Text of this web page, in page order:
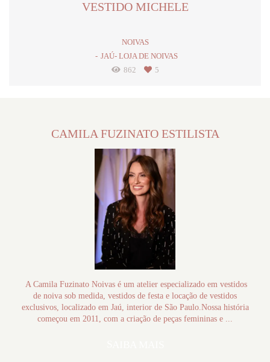
VESTIDO MICHELE
NOIVAS
JAÚ- LOJA DE NOIVAS
862
5
CAMILA FUZINATO ESTILISTA
A Camila Fuzinato Noivas é um atelier especializado em vestidos
de noiva sob medida, vestidos de festa e locação de vestidos
exclusivos, localizado em Jaú, interior de São Paulo.Nossa história
começou em 2011, com a criação de peças femininas e ...